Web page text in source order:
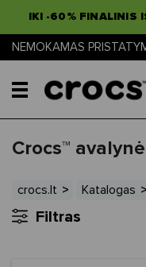
IKI -60% FINALINIS
NEMOKAMAS
Crocs™
crocs.lt Katalogas
Filtras